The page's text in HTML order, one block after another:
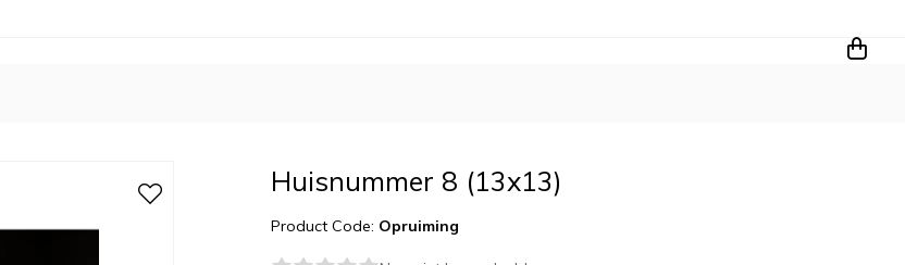
Huisnummer 8 (13x13)
Product Code: Opruiming